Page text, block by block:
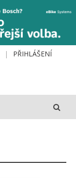
PŘIHLÁŠENÍ